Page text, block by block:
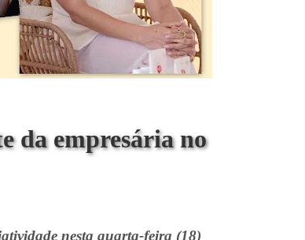
da empresária no
nesta quarta-feira (18)